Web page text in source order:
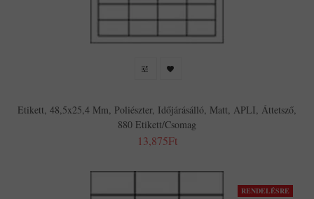
Etikett, 48,5x25,4 Mm, Poliészter, Időjárásálló, Matt, APLI, Áttetsző,
880 Etikett/csomag
13,875Ft
RENDELÉSRE